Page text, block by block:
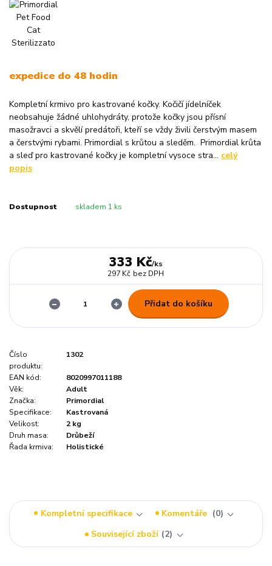
expedice do 48 hodin
Kompletní krmivo pro kastrované kočky. Kočičí jídelníček
neobsahuje žádné uhlohydráty, protože kočky jsou přísní
masožravci a skvělí predátoři, kteří se vždy živili čerstvým masem
a čerstvými rybami. Primordial s krůtou a sleděm. Primordial krůta
a sleď pro kastrované kočky je kompletní vysoce stra... celý
popis
Dostupnost skladem 1 ks
333 Kč/ks
297 Kč bez DPH
Přidat do košíku
Číslo
produktu:
1302
EAN kód:
8020997011188
Věk:
Adult
Značka:
Primordial
Specifikace:
Kastrovaná
Velikost:
2 kg
Druh masa:
Drůbeží
Řada krmiva:
Holistické
Kompletní specifikace Komentáře
0
Související zboží 2